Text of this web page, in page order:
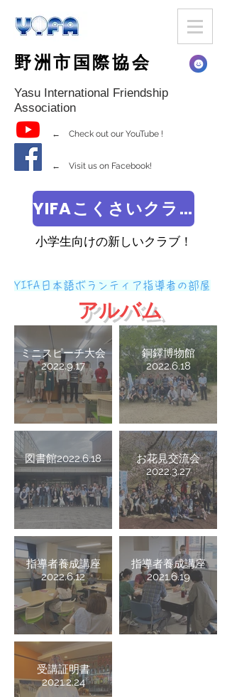
野洲市国際協会
Yasu International Friendship
Association
← Check out our YouTube !
← Visit us on Facebook!
YIFAこくさいクラブ
小学生向けの新しいクラブ！
YIFA日本語ボランティア指導者の部屋
アルバム
ミニスピーチ大会
2022.9.17
銅鐸博物館
2022.6.18
図書館2022.6.18
お花見交流会
2022.3.27
指導者養成講座
2022.6.12
指導者養成講座
2021.6.19
受講証明書
2021.2.24